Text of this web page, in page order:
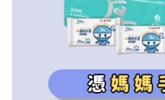
信誼基金會
2022信誼年度報告